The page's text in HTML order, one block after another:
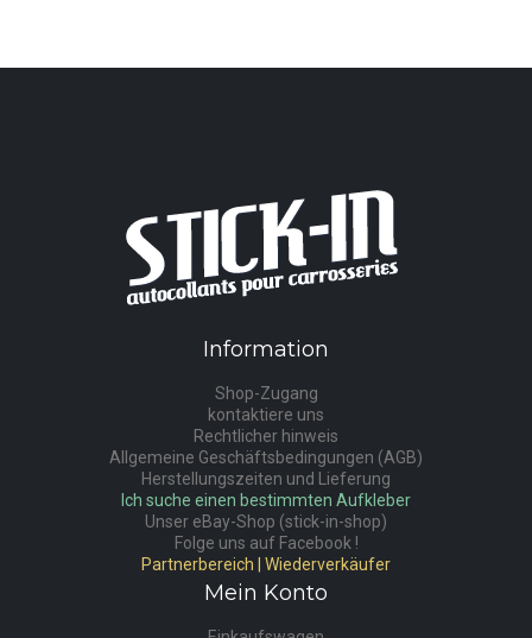
Information
Shop-Zugang
kontaktiere uns
Rechtlicher hinweis
Allgemeine Geschäftsbedingungen (AGB)
Herstellungszeiten und Lieferung
Ich suche einen bestimmten Aufkleber
Unser eBay-Shop (stick-in-shop)
Folge uns auf Facebook !
Partnerbereich | Wiederverkäufer
Mein Konto